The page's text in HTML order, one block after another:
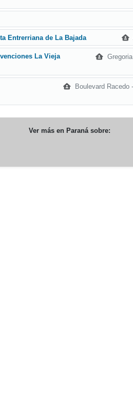
Entrerriana de La Bajada
La Vieja
Boulevard Racedo
Ver más en Paranásobre: